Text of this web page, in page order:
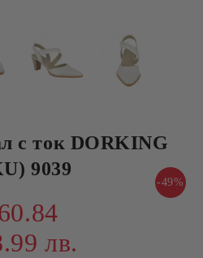
с ток DORKING
9039
-49%
лв.